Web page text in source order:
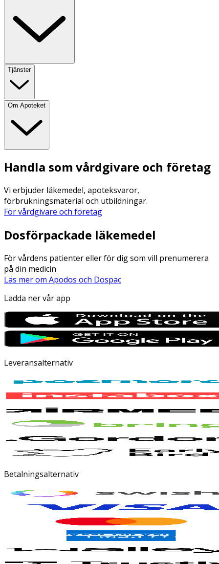
Tjänster
Om Apoteket
Handla som vårdgivare och företag
Vi erbjuder läkemedel, apoteksvaror,
förbrukningsmaterial och utbildningar.
För vårdgivare och företag
Dosförpackade läkemedel
För vårdens patienter eller för dig som vill prenumerera
på din medicin
Läs mer om Apodos och Dospac
Ladda ner vår app
Leveransalternativ
Betalningsalternativ